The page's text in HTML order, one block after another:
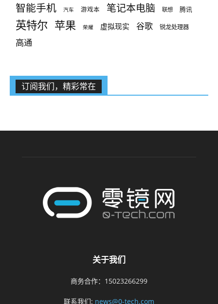
智能手机 汽车 游戏本 笔记本电脑 联想 腾讯
英特尔 苹果 荣耀 虚拟现实 谷歌 锐龙处理器
高通
订阅我们，精彩常在
关于我们
商务合作：15023266299
联系我们: news@0-tech.com